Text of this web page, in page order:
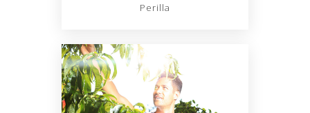
Perilla